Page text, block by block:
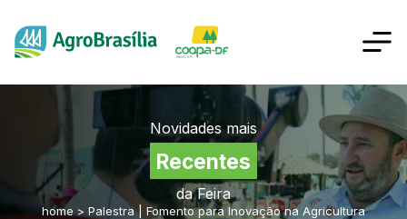
Novidades mais
Recentes
da Feira
home > Palestra | Fomento para Inovação na Agricultura